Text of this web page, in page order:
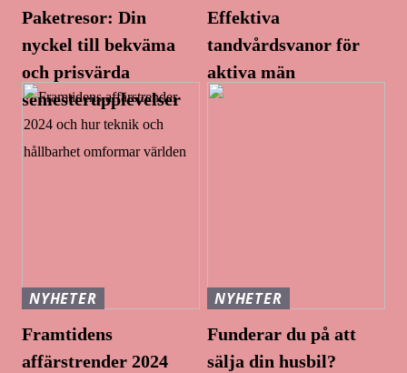
Paketresor: Din
nyckel till bekväma
och prisvärda
semesterupplevelser
Effektiva
tandvårdsvanor för
aktiva män
NYHETER
Framtidens
affärstrender 2024
NYHETER
Funderar du på att
sälja din husbil?